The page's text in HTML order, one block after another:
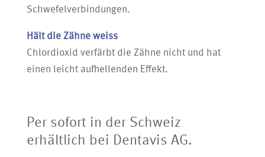
Schwefelverbindungen.
Hält die Zähne weiss
Chlordioxid verfärbt die Zähne nicht und hat
einen leicht aufhellenden Effekt.
Per sofort in der Schweiz
erhältlich bei Dentavis AG.